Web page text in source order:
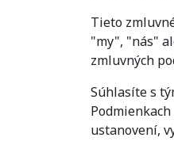
Tieto
"my", "nás"
zmluvných
Súhlasíte s
ustanovení,